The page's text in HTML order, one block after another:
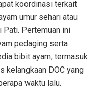
koordinasi terkait
umur sehari atau
Pati. Pertemuan ini
pedaging serta
bibit ayam, termasuk
kelangkaan DOC yang
waktu lalu.